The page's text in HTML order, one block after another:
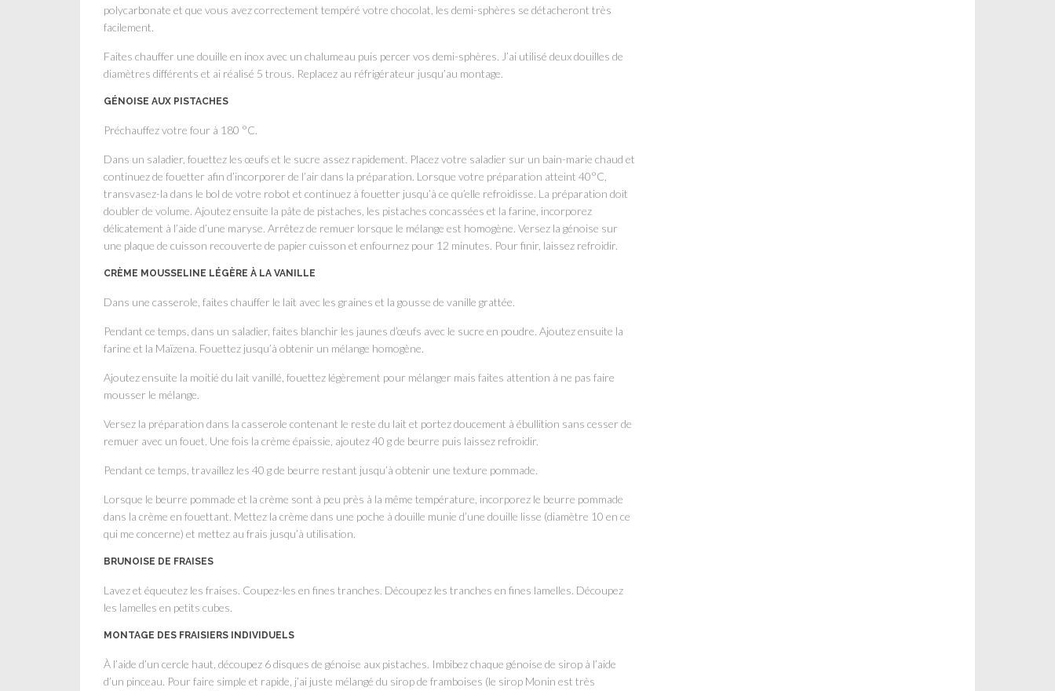
polycarbonate et que vous avez correctement tempéré votre chocolat, les demi-sphères se détacheront très
facilement.
Faites chauffer une douille en inox avec un chalumeau puis percer vos demi-sphères. J’ai utilisé deux douilles de
diamètres différents et ai réalisé 5 trous. Replacez au réfrigérateur jusqu’au montage.
GÉNOISE AUX PISTACHES
Préchauffez votre four à 180 °C.
Dans un saladier, fouettez les œufs et le sucre assez rapidement. Placez votre saladier sur un bain-marie chaud et
continuez de fouetter afin d’incorporer de l’air dans la préparation. Lorsque votre préparation atteint 40°C,
transvasez-la dans le bol de votre robot et continuez à fouetter jusqu’à ce qu’elle refroidisse. La préparation doit
doubler de volume. Ajoutez ensuite la pâte de pistaches, les pistaches concassées et la farine, incorporez
délicatement à l’aide d’une maryse. Arrêtez de remuer lorsque le mélange est homogène. Versez la génoise sur
une plaque de cuisson recouverte de papier cuisson et enfournez pour 12 minutes. Pour finir, laissez refroidir.
CRÈME MOUSSELINE LÉGÈRE À LA VANILLE
Dans une casserole, faites chauffer le lait avec les graines et la gousse de vanille grattée.
Pendant ce temps, dans un saladier, faites blanchir les jaunes d’œufs avec le sucre en poudre. Ajoutez ensuite la
farine et la Maïzena. Fouettez jusqu’à obtenir un mélange homogène.
Ajoutez ensuite la moitié du lait vanillé, fouettez légèrement pour mélanger mais faites attention à ne pas faire
mousser le mélange.
Versez la préparation dans la casserole contenant le reste du lait et portez doucement à ébullition sans cesser de
remuer avec un fouet. Une fois la crème épaissie, ajoutez 40 g de beurre puis laissez refroidir.
Pendant ce temps, travaillez les 40 g de beurre restant jusqu’à obtenir une texture pommade.
Lorsque le beurre pommade et la crème sont à peu près à la même température, incorporez le beurre pommade
dans la crème en fouettant. Mettez la crème dans une poche à douille munie d’une douille lisse (diamètre 10 en ce
qui me concerne) et mettez au frais jusqu’à utilisation.
BRUNOISE DE FRAISES
Lavez et équeutez les fraises. Coupez-les en fines tranches. Découpez les tranches en fines lamelles. Découpez
les lamelles en petits cubes.
MONTAGE DES FRAISIERS INDIVIDUELS
À l’aide d’un cercle haut, découpez 6 disques de génoise aux pistaches. Imbibez chaque génoise de sirop à l’aide
d’un pinceau. Pour faire simple et rapide, j’ai juste mélangé du sirop de framboises (le sirop Monin est très